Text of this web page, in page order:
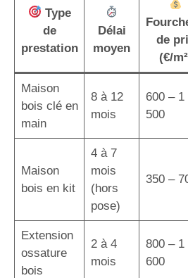
Type
de
prestation
Délai
moyen
de
(€/
Maison
bois clé en
main
8 à 12
mois
600 – 1
500
Maison
bois en kit
4 à 7
mois
(hors
pose)
350 –
Extension
ossature
bois
2 à 4
mois
800 – 1
600